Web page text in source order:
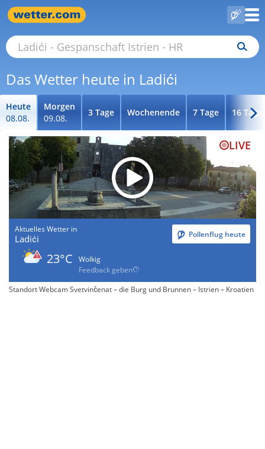
Das Wetter heute in Ladići
Heute
08.08.
Morgen
09.08.
3 Tage Wochenende 7 Tage 16 Tage
LIVE
Aktuelles Wetter in
Ladići Pollenflug heute
23°C
Wolkig
Feedback geben
Standort Webcam Svetvinčenat – die Burg und Brunnen – Istrien – Kroatien